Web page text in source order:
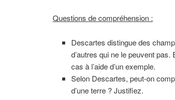
Questions de compréhension :
Descartes distingue des
d’autres qui ne le peuvent
cas à l’aide d’un exemple.
Selon Descartes, peut-on
d’une terre ? Justifiez.